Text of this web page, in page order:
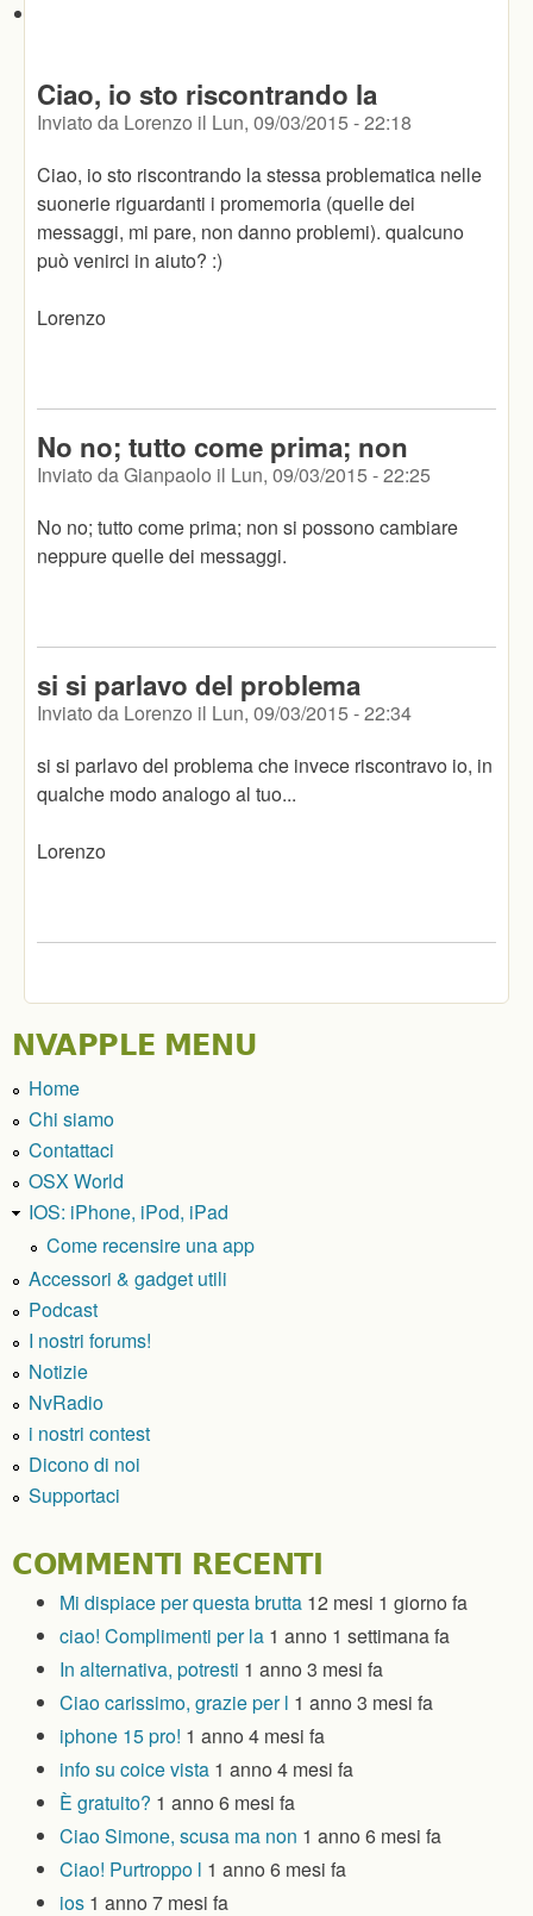
Ciao, io sto riscontrando la
Inviato da Lorenzo il Lun, 09/03/2015 - 22:18
Ciao, io sto riscontrando la stessa problematica nelle
suonerie riguardanti i promemoria (quelle dei
messaggi, mi pare, non danno problemi). qualcuno
può venirci in aiuto? :)
Lorenzo
No no; tutto come prima; non
Inviato daGianpaolo il Lun, 09/03/2015 - 22:25
No no; tutto come prima; non si possono cambiare
neppure quelle dei messaggi.
si si parlavo del problema
Inviato da Lorenzo il Lun, 09/03/2015 - 22:34
si si parlavo del problema che invece riscontravo io, in
qualche modo analogo al tuo...
Lorenzo
NVAPPLE MENU
Home
Chi siamo
Contattaci
OSX World
IOS: iPhone, iPod, iPad
Come recensire una app
Accessori & gadget utili
Podcast
I nostri forums!
Notizie
NvRadio
i nostri contest
Dicono di noi
Supportaci
COMMENTI RECENTI
Mi dispiace per questa brutta 12 mesi 1 giorno fa
ciao! Complimenti per la 1 anno 1 settimana fa
In alternativa, potresti 1 anno 3 mesi fa
Ciao carissimo, grazie per l 1 anno 3 mesi fa
iphone 15 pro! 1 anno 4 mesi fa
info su coice vista 1 anno 4 mesi fa
È gratuito? 1 anno 6 mesi fa
Ciao Simone, scusa ma non 1 anno 6 mesi fa
Ciao! Purtroppo l 1 anno 6 mesi fa
ios 1 anno 7 mesi fa